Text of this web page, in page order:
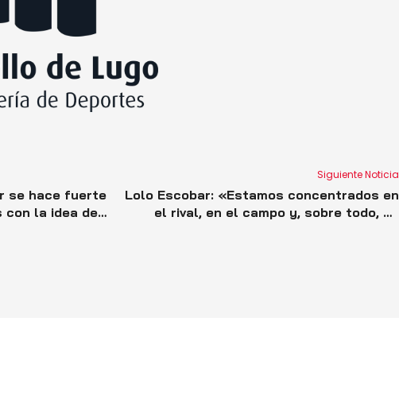
se hace fuerte
con la idea de
Siguiente Noticia
Lolo Escobar: «Estamos concentrados en
el rival, en el campo y, sobre todo, en